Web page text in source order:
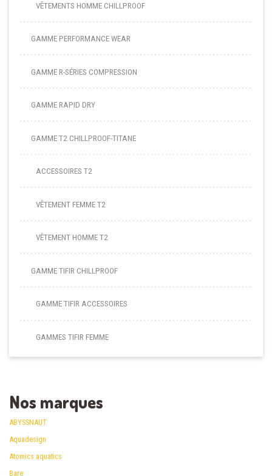
VÊTEMENTS HOMME CHILLPROOF
GAMME PERFORMANCE WEAR
GAMME R-SÉRIES COMPRESSION
GAMME RAPID DRY
GAMME T2 CHILLPROOF-TITANE
ACCESSOIRES T2
VÊTEMENT FEMME T2
VÊTEMENT HOMME T2
GAMME TIFIR CHILLPROOF
GAMME TIFIR ACCESSOIRES
GAMMES TIFIR FEMME
Nos marques
ABYSSNAUT
Aquadesign
Atomics aquatics
Bare